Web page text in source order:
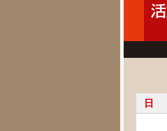
日